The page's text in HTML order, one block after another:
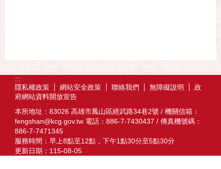
:::
隱私權政策
網站安全政策 聯絡我們 無障礙說明
政
府網站資料開放宣告
本所地址：83026 高雄市鳳山區經武路34巷2號 / 機關信箱：
fengshan@kcg.gov.tw 電話：886-7-7430437 / 傳真機號碼：
886-7-7471345
服務時間：早上8點至12點，下午1點30分至5點30分
更新日期： 115-08-05